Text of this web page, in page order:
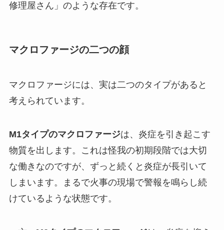
修理屋さん」のような存在です。
マクロファージの二つの顔
マクロファージには、実は二つのタイプがあると
考えられています。
M1タイプのマクロファージは、炎症を引き起こす
物質を出します。これは怪我の初期段階では大切
な働きなのですが、ずっと続くと炎症が長引いて
しまいます。まるで火事の現場で警報を鳴らし続
けているような状態です。